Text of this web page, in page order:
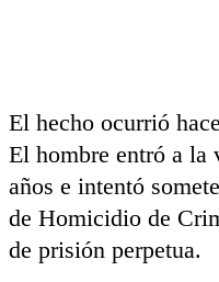
El hecho ocurrió
El hombre entró a la
años e intentó
de Homicidio de
de prisión perpetua.